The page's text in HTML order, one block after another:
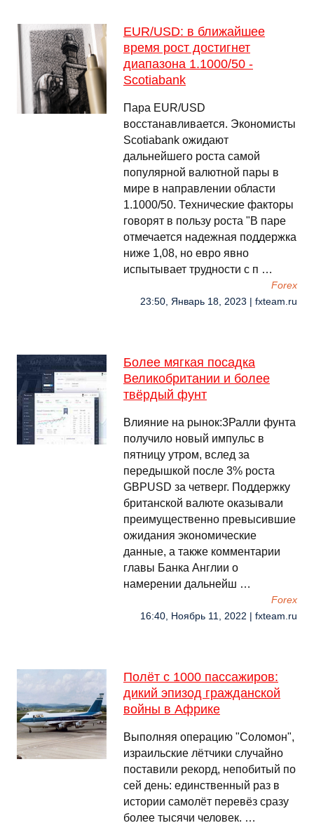
EUR/USD: в ближайшее
время рост достигнет
диапазона 1.1000/50 -
Scotiabank
Пара EUR/USD
восстанавливается. Экономисты
Scotiabank ожидают
дальнейшего роста самой
популярной валютной пары в
мире в направлении области
1.1000/50. Технические факторы
говорят в пользу роста "В паре
отмечается надежная поддержка
ниже 1,08, но евро явно
испытывает трудности с п …
Forex
23:50, Январь 18, 2023 | fxteam.ru
Более мягкая посадка
Великобритании и более
твёрдый фунт
Влияние на рынок:3Ралли фунта
получило новый импульс в
пятницу утром, вслед за
передышкой после 3% роста
GBPUSD за четверг. Поддержку
британской валюте оказывали
преимущественно превысившие
ожидания экономические
данные, а также комментарии
главы Банка Англии о
намерении дальнейш …
Forex
16:40, Ноябрь 11, 2022 | fxteam.ru
Полёт с 1000 пассажиров:
дикий эпизод гражданской
войны в Африке
Выполняя операцию "Соломон",
израильские лётчики случайно
поставили рекорд, непобитый по
сей день: единственный раз в
истории самолёт перевёз сразу
более тысячи человек. …